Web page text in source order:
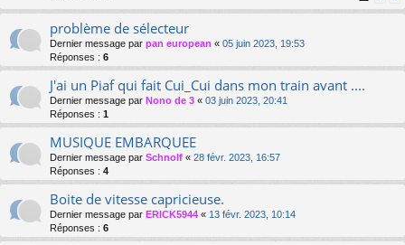
problème de sélecteur
Dernier message par pan european « 05 juin 2023, 19:53
Réponses : 6
J'ai un Piaf qui fait Cui_Cui dans mon train avant ....
Dernier message par Nono de 3 « 03 juin 2023, 20:41
Réponses : 1
MUSIQUE EMBARQUEE
Dernier message par Schnolf « 28 févr. 2023, 16:57
Réponses : 4
Boite de vitesse capricieuse.
Dernier message par ERICK5944 « 13 févr. 2023, 10:14
Réponses : 6